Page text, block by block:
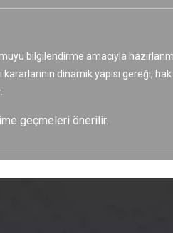
bilgilendirme amacıyla
dinamik yapısı gereği,
geçmeleri önerilir.